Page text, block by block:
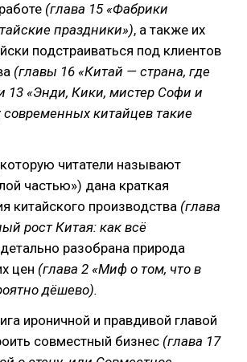
(глава 15 «Фабрики
праздники»), а также их
подстраиваться под клиентов
(главы 16 «Китай — страна, где
13 «Энди, Кики, мистер Софи и
современных китайцев такие
читатели называют
частью») дана краткая
китайского производства (глава
рост Китая: как всё
разобрана природа
цен (глава 2 «Миф о том, что в
дёшево).
ироничной и правдивой главой
совместный бизнес (глава 17